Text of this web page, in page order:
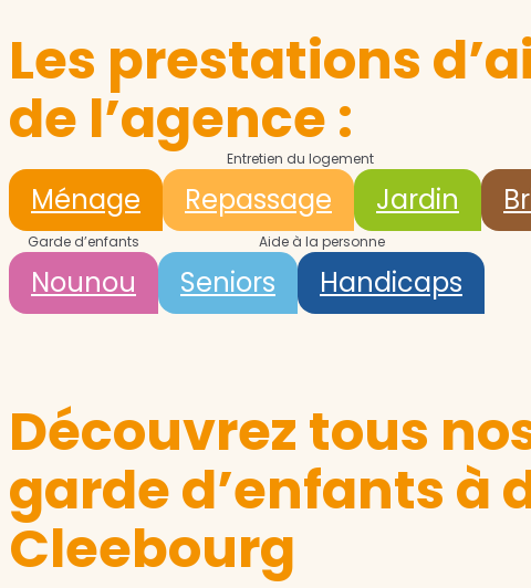
Les prestations
de l’agence :
Entretien du logement
Ménage Repassage Jardin
Garde d’enfants
Nounou
Aide à la personne
Seniors Handicaps
Découvrez tous
garde d’enfants à
Cleebourg